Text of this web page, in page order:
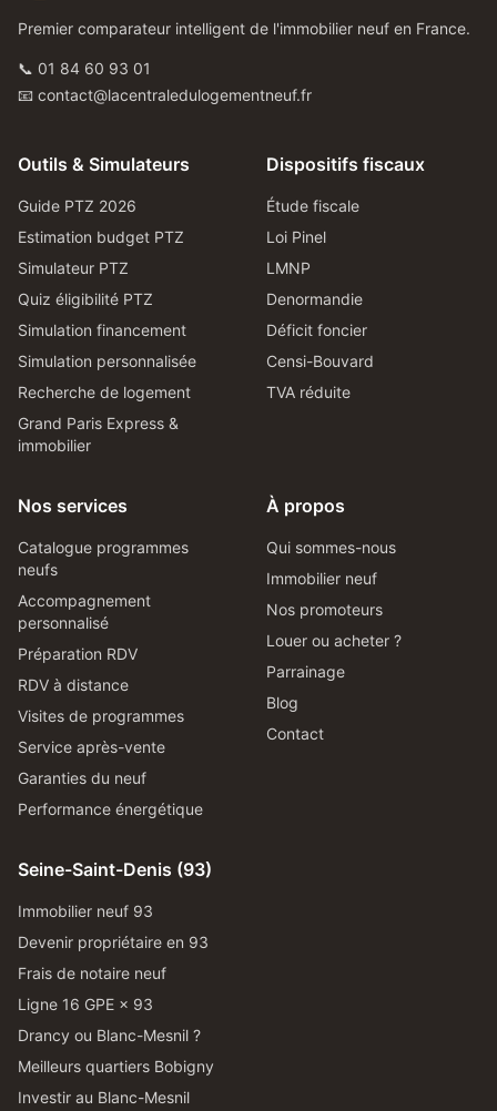
Premier comparateur intelligent de l'immobilier neuf en France.
📞 01 84 60 93 01
📧 contact@lacentraledulogementneuf.fr
Outils & Simulateurs
Guide PTZ 2026
Estimation budget PTZ
Simulateur PTZ
Quiz éligibilité PTZ
Simulation financement
Simulation personnalisée
Recherche de logement
Grand Paris Express &
immobilier
Dispositifs fiscaux
Étude fiscale
Loi Pinel
LMNP
Denormandie
Déficit foncier
Censi-Bouvard
TVA réduite
Nos services
Catalogue programmes
neufs
Accompagnement
personnalisé
Préparation RDV
RDV à distance
Visites de programmes
Service après-vente
Garanties du neuf
Performance énergétique
À propos
Qui sommes-nous
Immobilier neuf
Nos promoteurs
Louer ou acheter ?
Parrainage
Blog
Contact
Seine-Saint-Denis (93)
Immobilier neuf 93
Devenir propriétaire en 93
Frais de notaire neuf
Ligne 16 GPE × 93
Drancy ou Blanc-Mesnil ?
Meilleurs quartiers Bobigny
Investir au Blanc-Mesnil